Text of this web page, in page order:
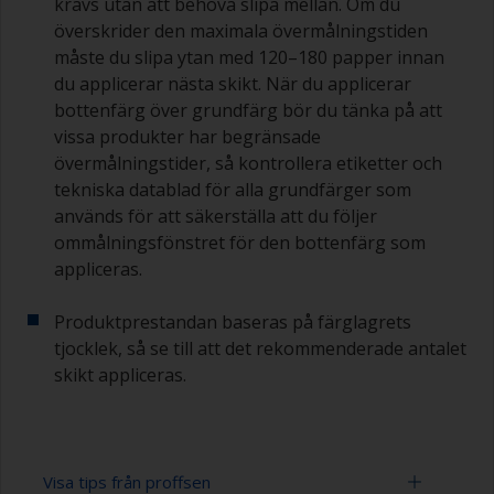
överskrider den maximala övermålningstiden
måste du slipa ytan med 120–180 papper innan
du applicerar nästa skikt. När du applicerar
bottenfärg över grundfärg bör du tänka på att
vissa produkter har begränsade
övermålningstider, så kontrollera etiketter och
tekniska datablad för alla grundfärger som
används för att säkerställa att du följer
ommålningsfönstret för den bottenfärg som
appliceras.
Produktprestandan baseras på färglagrets
tjocklek, så se till att det rekommenderade antalet
skikt appliceras.
Visa tips från proffsen